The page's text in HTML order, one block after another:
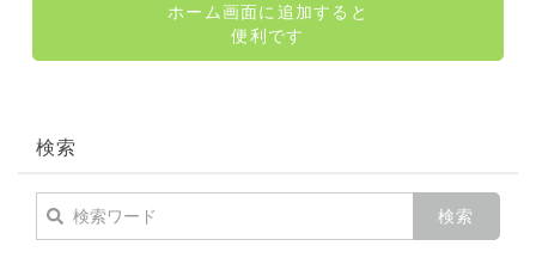
ホーム画面に追加すると
便利です
検索